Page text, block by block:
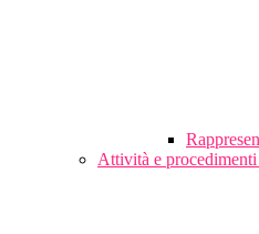
Attività e procedimenti